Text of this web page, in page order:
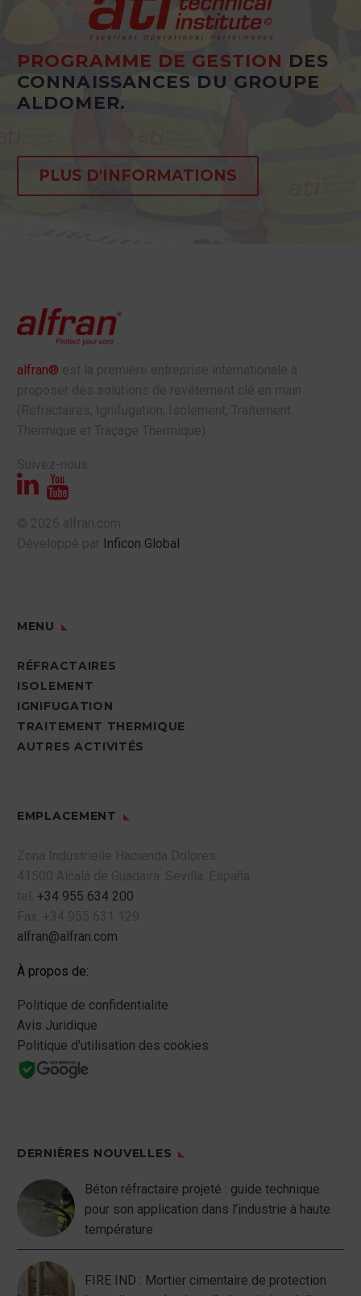
PROGRAMME DE GESTION DES
CONNAISSANCES DU GROUPE
ALDOMER.
PLUS D'INFORMATIONS
alfran® est la première entreprise internationale à
proposer des solutions de revêtement clé en main
(Réfractaires, Ignifugation, Isolement, Traitement
Thermique et Traçage Thermique).
Suivez-nous:
© 2026 alfran.com
Développé par Inficon Global
MENU
RÉFRACTAIRES
ISOLEMENT
IGNIFUGATION
TRAITEMENT THERMIQUE
AUTRES ACTIVITÉS
EMPLACEMENT
Zona Industrielle Hacienda Dolores
41500 Alcalá de Guadaira. Sevilla. España.
tel. +34 955 634 200
Fax. +34 955 631 129
alfran@alfran.com
À propos de:
Politique de confidentialite
Avis Juridique
Politique d’utilisation des cookies
DERNIÈRES NOUVELLES
Béton réfractaire projeté : guide technique
pour son application dans l’industrie à haute
température
FIRE IND : Mortier cimentaire de protection